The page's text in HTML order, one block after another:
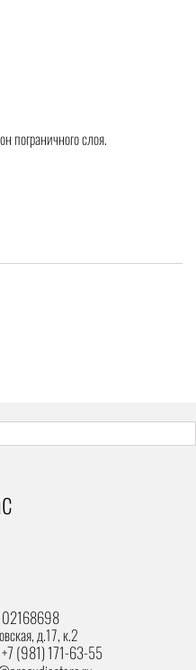
пограничного слоя.
д.17, к.2
(981) 171-63-55